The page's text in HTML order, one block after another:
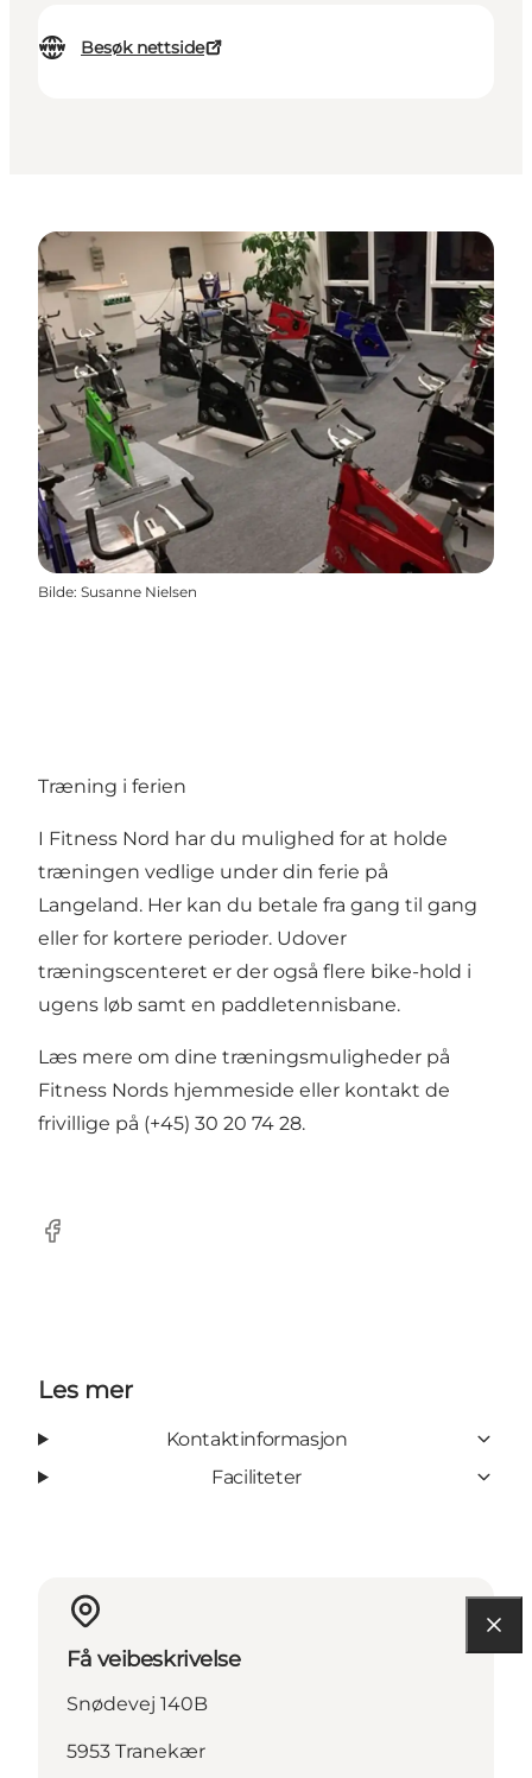
Besøk nettside
Bilde: Susanne Nielsen
Træning i ferien
I Fitness Nord har du mulighed for at holde
træningen vedlige under din ferie på
Langeland. Her kan du betale fra gang til gang
eller for kortere perioder. Udover
træningscenteret er der også flere bike-hold i
ugens løb samt en paddletennisbane.
Læs mere om dine træningsmuligheder på
Fitness Nords hjemmeside eller kontakt de
frivillige på (+45) 30 20 74 28.
Facebook
Les mer
Kontaktinformasjon
Faciliteter
Få veibeskrivelse
Snødevej 140B
5953 Tranekær